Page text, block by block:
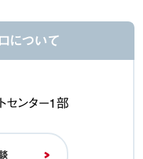
について
センター1部